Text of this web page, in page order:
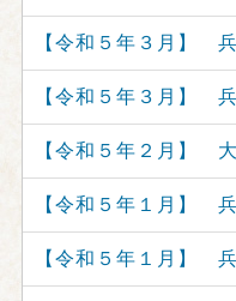
【令和５年３月】
【令和５年３月】
【令和５年２月】
【令和５年１月】
【令和５年１月】